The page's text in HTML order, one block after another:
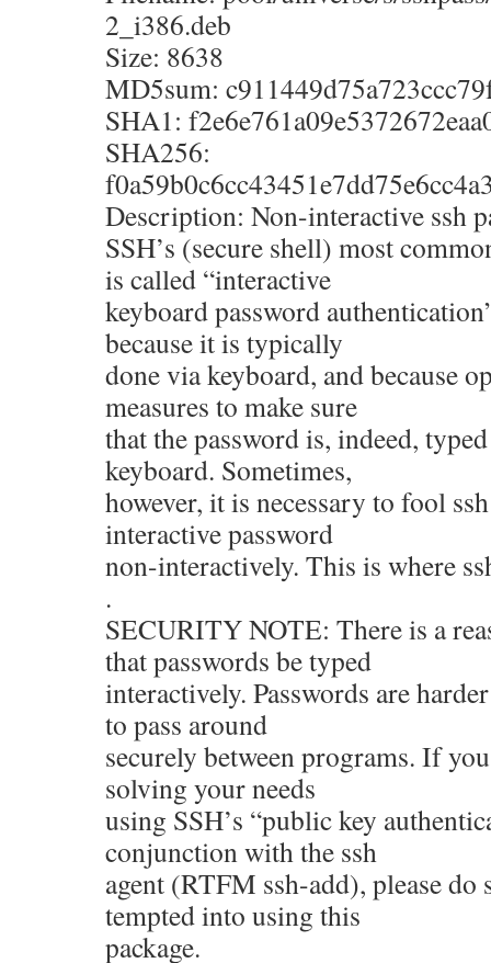
2_i386.deb
Size: 8638
MD5sum:
SHA1:
SHA256:
Description: Non-interactive ssh
SSH’s (secure shell) most
is called “interactive
keyboard password
because it is typically
done via keyboard, and because
measures to make sure
that the password is, indeed,
keyboard. Sometimes,
however, it is necessary to fool
interactive password
non-interactively. This is where
.
SECURITY NOTE: There is a
that passwords be typed
interactively. Passwords are
to pass around
securely between programs. If
solving your needs
using SSH’s “public key
conjunction with the ssh
agent (RTFM ssh-add), please do
tempted into using this
package.